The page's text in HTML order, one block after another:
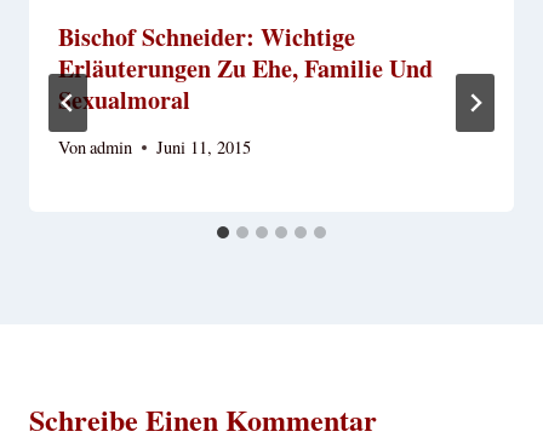
Bischof Schneider: Wichtige
Erläuterungen Zu Ehe, Familie Und
Sexualmoral
Vonadmin Juni 11, 2015
Schreibe Einen Kommentar